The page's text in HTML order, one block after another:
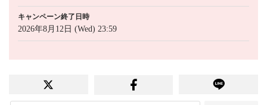
キャンペーン終了日時
2026年8月12日 (Wed) 23:59